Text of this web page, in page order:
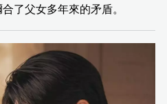
了父女多年來的矛盾。